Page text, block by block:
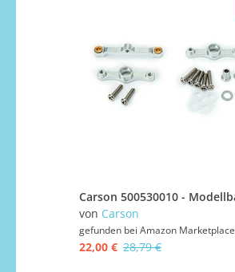
von Carson
gefunden bei Amazon Marketplace
22,00 € 28,79 €